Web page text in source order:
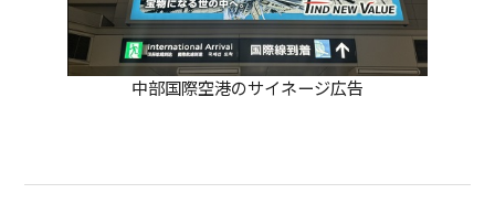
中部国際空港のサイネージ広告